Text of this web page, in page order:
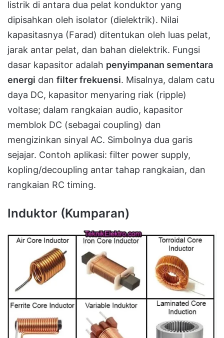
listrik di antara dua pelat konduktor yang
dipisahkan oleh isolator (dielektrik). Nilai
kapasitasnya (Farad) ditentukan oleh luas pelat,
jarak antar pelat, dan bahan dielektrik. Fungsi
dasar kapasitor adalah penyimpanan sementara
energi dan filter frekuensi. Misalnya, dalam catu
daya DC, kapasitor menyaring riak (ripple)
voltase; dalam rangkaian audio, kapasitor
memblok DC (sebagai coupling) dan
mengizinkan sinyal AC. Simbolnya dua garis
sejajar. Contoh aplikasi: filter power supply,
kopling/decoupling antar tahap rangkaian, dan
rangkaian RC timing.
Induktor (Kumparan)